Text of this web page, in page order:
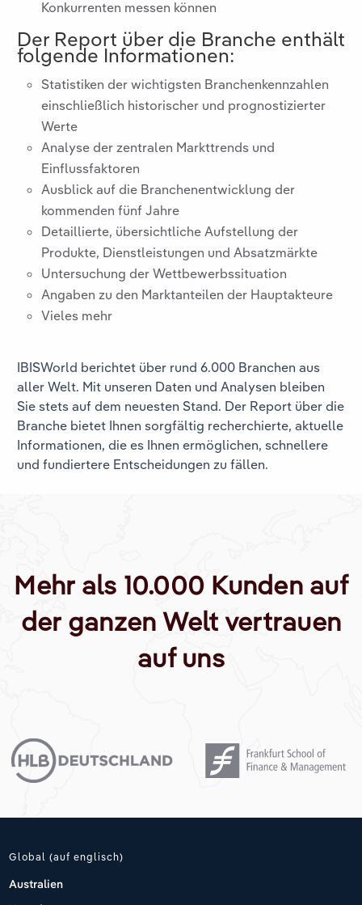
Konkurrenten messen können
Der Report über die Branche enthält
folgende Informationen:
Statistiken der wichtigsten Branchenkennzahlen
einschließlich historischer und prognostizierter
Werte
Analyse der zentralen Markttrends und
Einflussfaktoren
Ausblick auf die Branchenentwicklung der
kommenden fünf Jahre
Detaillierte, übersichtliche Aufstellung der
Produkte, Dienstleistungen und Absatzmärkte
Untersuchung der Wettbewerbssituation
Angaben zu den Marktanteilen der Hauptakteure
Vieles mehr
IBISWorld berichtet über rund 6.000 Branchen aus
aller Welt. Mit unseren Daten und Analysen bleiben
Sie stets auf dem neuesten Stand. Der Report über die
Branche bietet Ihnen sorgfältig recherchierte, aktuelle
Informationen, die es Ihnen ermöglichen, schnellere
und fundiertere Entscheidungen zu fällen.
Mehr als 10.000 Kunden auf
der ganzen Welt vertrauen
auf uns
Global (auf englisch)
Australien